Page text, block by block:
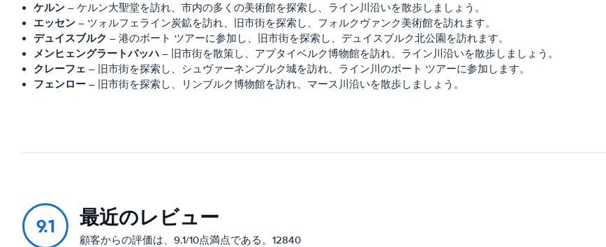
ケルン – ケルン大聖堂を訪れ、市内の多くの美術館を探索し、ライン川沿いを散歩しましょう。
エッセン – ツォルフェライン炭鉱を訪れ、旧市街を探索し、フォルクヴァンク美術館を訪れます。
デュイスブルク – 港のボート ツアーに参加し、旧市街を探索し、デュイスブルク北公園を訪れます。
メンヒェングラートバッハ – 旧市街を散策し、アプタイベルク博物館を訪れ、ライン川沿いを散歩しましょう。
クレーフェ – 旧市街を探索し、シュヴァーネンブルク城を訪れ、ライン川のボート ツアーに参加します。
フェンロー – 旧市街を探索し、リンブルク博物館を訪れ、マース川沿いを散歩しましょう。
9.1 最近のレビュー
顧客からの評価は、9.1/10点満点である。12840